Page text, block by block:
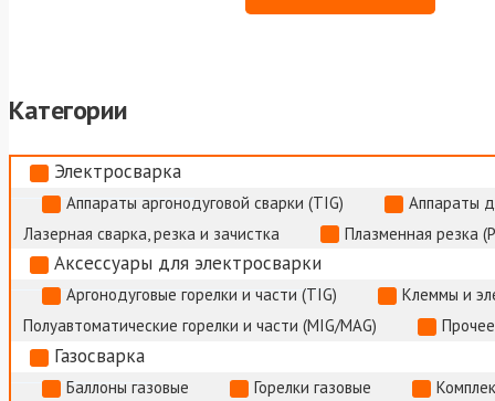
Категории
Электросварка
Аппараты аргонодуговой сварки (TIG)
Аппараты
Лазерная сварка, резка и зачистка
Плазменная резка
Аксессуары для электросварки
Аргонодуговые горелки и части (TIG)
Клеммы и
Полуавтоматические горелки и части (MIG/MAG)
Газосварка
Баллоны газовые Горелки газовые